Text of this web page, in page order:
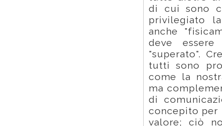
di cui sono
privilegiato
anche
deve
"superato".
tutti sono
come la
ma
di
concepito per
valore; ciò